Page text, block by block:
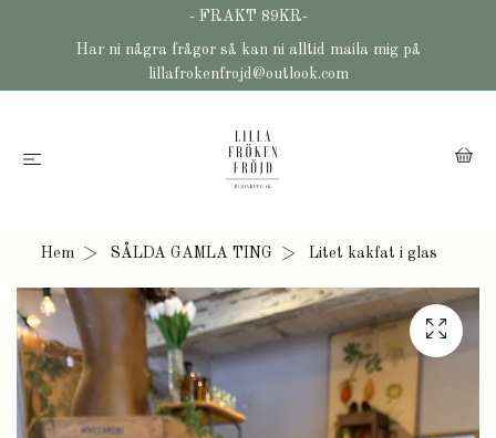
- FRAKT 89KR-
Har ni några frågor så kan ni alltid maila mig på
lillafrokenfrojd@outlook.com
Hem SÅLDA GAMLA TING Litet kakfat i glas